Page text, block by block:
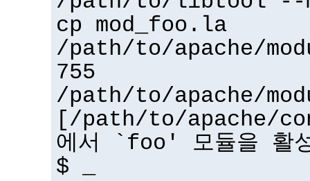
cp mod_foo.la
/path/to/apache/
755
/path/to/apache/
[/path/to/apache/
에서 `foo' 모듈을 활
$ _